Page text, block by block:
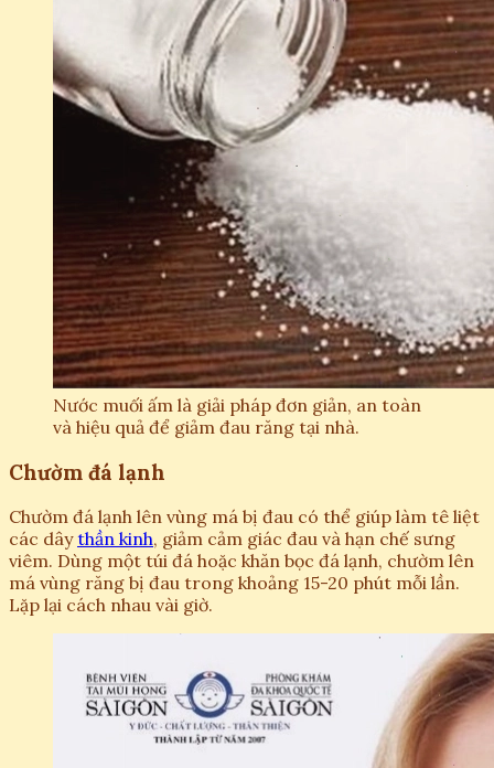
Nước muối ấm là giải pháp đơn giản, an toàn
và hiệu quả để giảm đau răng tại nhà.
Chườm đá lạnh
Chườm đá lạnh lên vùng má bị đau có thể giúp làm tê liệt
các dâythần kinh, giảm cảm giác đau và hạn chế sưng
viêm. Dùng một túi đá hoặc khăn bọc đá lạnh, chườm lên
má vùng răng bị đau trong khoảng 15-20 phút mỗi lần.
Lặp lại cách nhau vài giờ.